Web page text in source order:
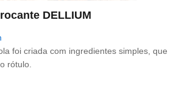
DELLIUM
foi criada com ingredientes simples, que
rótulo.